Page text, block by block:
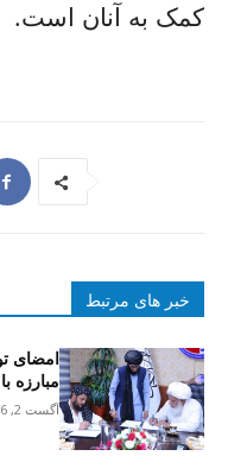
کمک به آنان است.
خبر های مرتبط
امضای
مبارزه
آگست 2, 2026